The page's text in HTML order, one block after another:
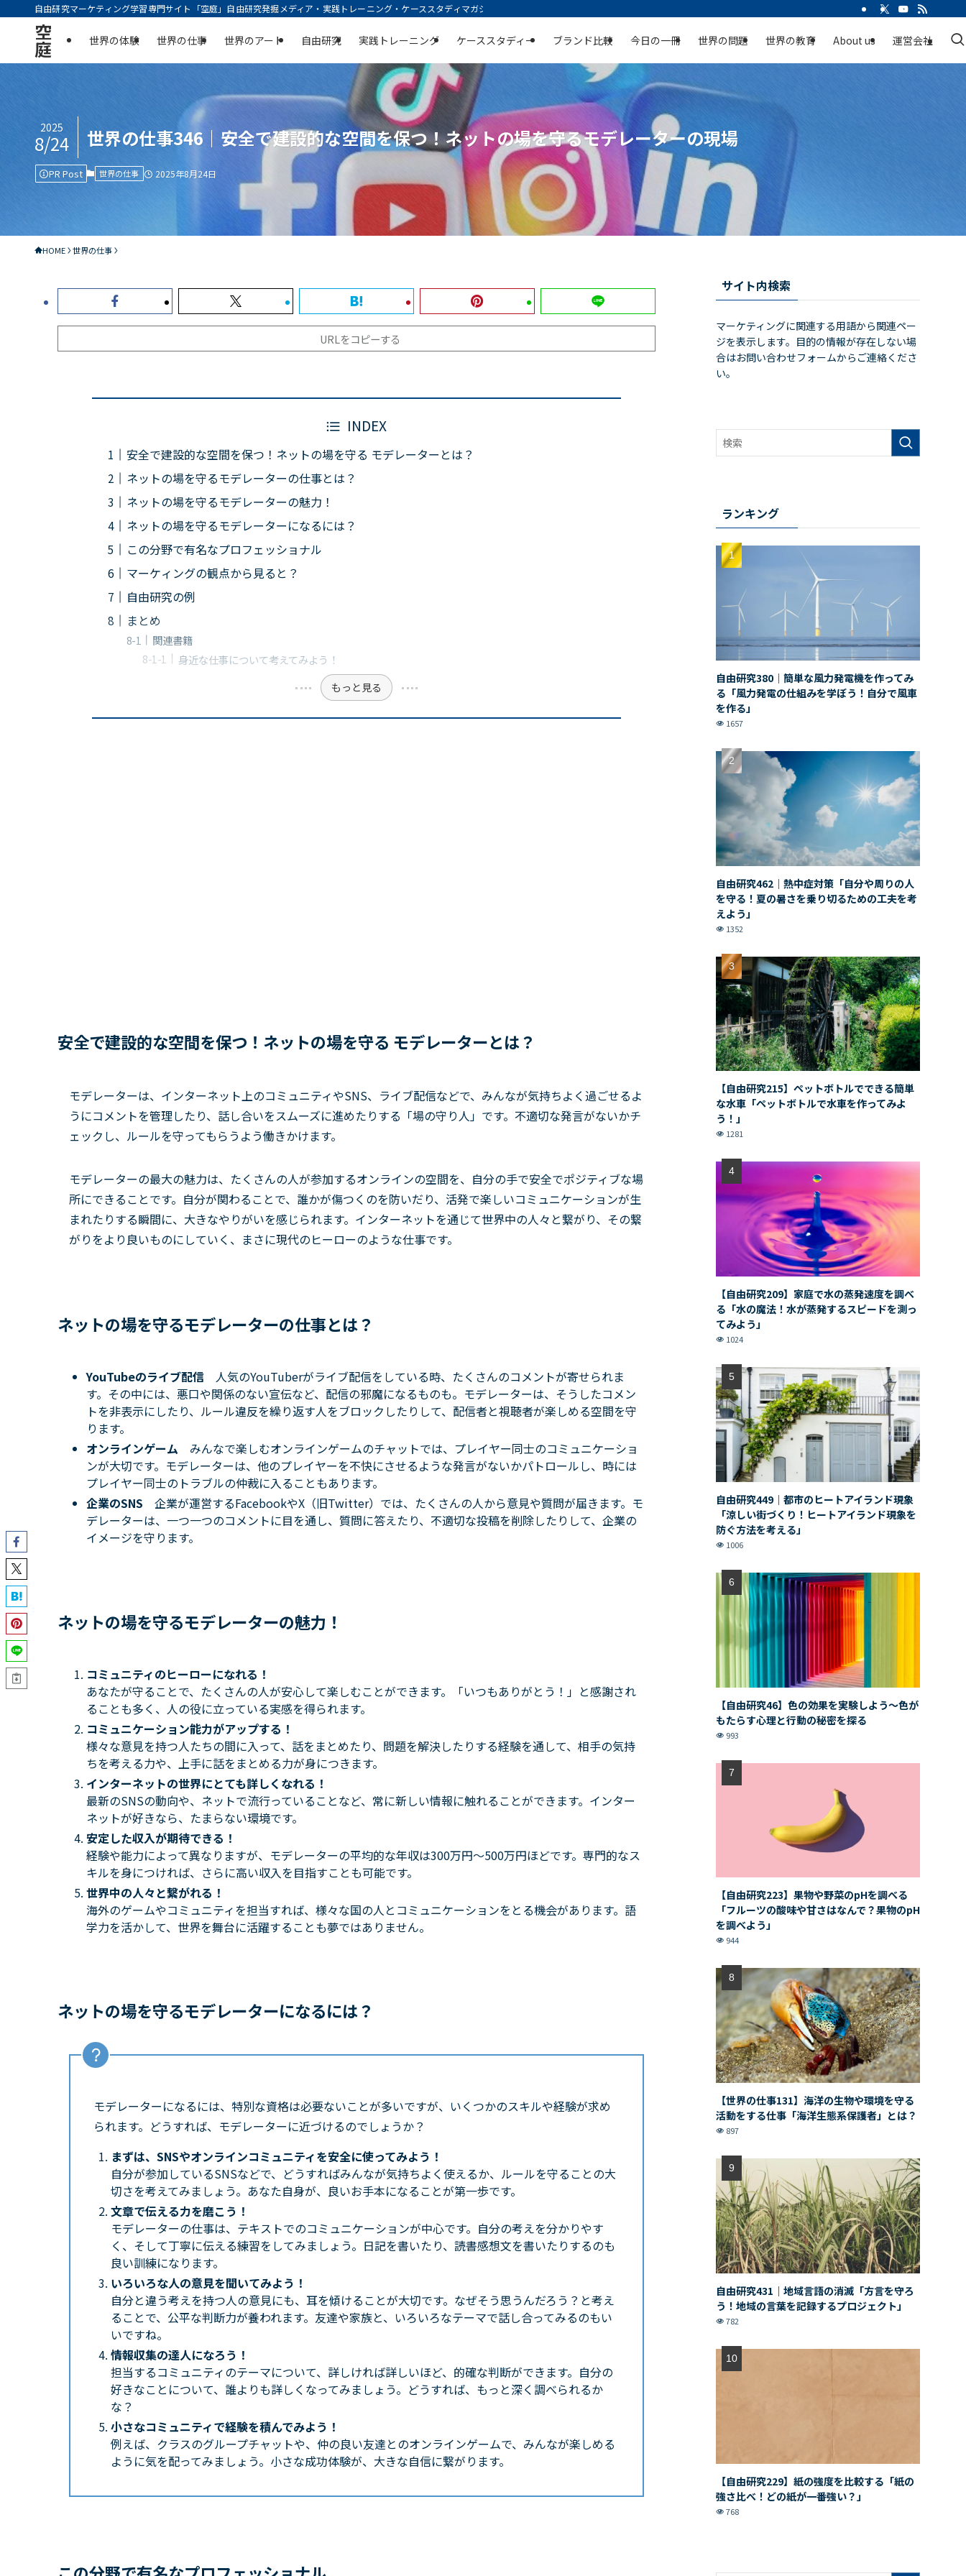
自由研究マーケティング学習専門サイト「空庭」自由研究発掘メディア・実践トレーニング・ケーススタディマガジン | 空庭
空
庭 世界の体験 世界の仕事 世界のアート 自由研究 実践トレーニング ケーススタディー ブランド比較 今日の一冊 世界の問題 世界の教育 About us 運営会社
世界の仕事346｜安全で建設的な空間を保つ！ネットの場を守るモデレーターの現場
2025
8/24
PR Post 世界の仕事 2025年8月24日
HOME 世界の仕事
URLをコピーする
INDEX
安全で建設的な空間を保つ！ネットの場を守る モデレーターとは？
ネットの場を守るモデレーターの仕事とは？
ネットの場を守るモデレーターの魅力！
ネットの場を守るモデレーターになるには？
この分野で有名なプロフェッショナル
マーケィングの観点から見ると？
自由研究の例
まとめ
関連書籍
身近な仕事について考えてみよう！
もっと見る
安全で建設的な空間を保つ！ネットの場を守る モデレーターとは？
モデレーターは、インターネット上のコミュニティやSNS、ライブ配信などで、みんなが気持ちよく過ごせるよ
うにコメントを管理したり、話し合いをスムーズに進めたりする「場の守り人」です。不適切な発言がないかチ
ェックし、ルールを守ってもらうよう働きかけます。
モデレーターの最大の魅力は、たくさんの人が参加するオンラインの空間を、自分の手で安全でポジティブな場
所にできることです。自分が関わることで、誰かが傷つくのを防いだり、活発で楽しいコミュニケーションが生
まれたりする瞬間に、大きなやりがいを感じられます。インターネットを通じて世界中の人々と繋がり、その繋
がりをより良いものにしていく、まさに現代のヒーローのような仕事です。
ネットの場を守るモデレーターの仕事とは？
YouTubeのライブ配信 人気のYouTuberがライブ配信をしている時、たくさんのコメントが寄せられま
す。その中には、悪口や関係のない宣伝など、配信の邪魔になるものも。モデレーターは、そうしたコメン
トを非表示にしたり、ルール違反を繰り返す人をブロックしたりして、配信者と視聴者が楽しめる空間を守
ります。
オンラインゲーム みんなで楽しむオンラインゲームのチャットでは、プレイヤー同士のコミュニケーショ
ンが大切です。モデレーターは、他のプレイヤーを不快にさせるような発言がないかパトロールし、時には
プレイヤー同士のトラブルの仲裁に入ることもあります。
企業のSNS 企業が運営するFacebookやX（旧Twitter）では、たくさんの人から意見や質問が届きます。モ
デレーターは、一つ一つのコメントに目を通し、質問に答えたり、不適切な投稿を削除したりして、企業の
イメージを守ります。
ネットの場を守るモデレーターの魅力！
コミュニティのヒーローになれる！
あなたが守ることで、たくさんの人が安心して楽しむことができます。「いつもありがとう！」と感謝され
ることも多く、人の役に立っている実感を得られます。
コミュニケーション能力がアップする！
様々な意見を持つ人たちの間に入って、話をまとめたり、問題を解決したりする経験を通して、相手の気持
ちを考える力や、上手に話をまとめる力が身につきます。
インターネットの世界にとても詳しくなれる！
最新のSNSの動向や、ネットで流行っていることなど、常に新しい情報に触れることができます。インター
ネットが好きなら、たまらない環境です。
安定した収入が期待できる！
経験や能力によって異なりますが、モデレーターの平均的な年収は300万円〜500万円ほどです。専門的なス
キルを身につければ、さらに高い収入を目指すことも可能です。
世界中の人々と繋がれる！
海外のゲームやコミュニティを担当すれば、様々な国の人とコミュニケーションをとる機会があります。語
学力を活かして、世界を舞台に活躍することも夢ではありません。
ネットの場を守るモデレーターになるには？
モデレーターになるには、特別な資格は必要ないことが多いですが、いくつかのスキルや経験が求め
られます。どうすれば、モデレーターに近づけるのでしょうか？
まずは、SNSやオンラインコミュニティを安全に使ってみよう！
自分が参加しているSNSなどで、どうすればみんなが気持ちよく使えるか、ルールを守ることの大
切さを考えてみましょう。あなた自身が、良いお手本になることが第一歩です。
文章で伝える力を磨こう！
モデレーターの仕事は、テキストでのコミュニケーションが中心です。自分の考えを分かりやす
く、そして丁寧に伝える練習をしてみましょう。日記を書いたり、読書感想文を書いたりするのも
良い訓練になります。
いろいろな人の意見を聞いてみよう！
自分と違う考えを持つ人の意見にも、耳を傾けることが大切です。なぜそう思うんだろう？と考え
ることで、公平な判断力が養われます。友達や家族と、いろいろなテーマで話し合ってみるのもい
いですね。
情報収集の達人になろう！
担当するコミュニティのテーマについて、詳しければ詳しいほど、的確な判断ができます。自分の
好きなことについて、誰よりも詳しくなってみましょう。どうすれば、もっと深く調べられるか
な？
小さなコミュニティで経験を積んでみよう！
例えば、クラスのグループチャットや、仲の良い友達とのオンラインゲームで、みんなが楽しめる
ように気を配ってみましょう。小さな成功体験が、大きな自信に繋がります。
サイト内検索
マーケティングに関連する用語から関連ペー
ジを表示します。目的の情報が存在しない場
合はお問い合わせフォームからご連絡くださ
い。
ランキング
自由研究380｜簡単な風力発電機を作ってみ
る「風力発電の仕組みを学ぼう！自分で風車
を作る」
1657
自由研究462｜熱中症対策「自分や周りの人
を守る！夏の暑さを乗り切るための工夫を考
えよう」
1352
【自由研究215】ペットボトルでできる簡単
な水車「ペットボトルで水車を作ってみよ
う！」
1281
【自由研究209】家庭で水の蒸発速度を調べ
る「水の魔法！水が蒸発するスピードを測っ
てみよう」
1024
自由研究449｜都市のヒートアイランド現象
「涼しい街づくり！ヒートアイランド現象を
防ぐ方法を考える」
1006
【自由研究46】色の効果を実験しよう〜色が
もたらす心理と行動の秘密を探る
993
【自由研究223】果物や野菜のpHを調べる
「フルーツの酸味や甘さはなんで？果物のpH
を調べよう」
944
【世界の仕事131】海洋の生物や環境を守る
活動をする仕事「海洋生態系保護者」とは？
897
自由研究431｜地域言語の消滅「方言を守ろ
う！地域の言葉を記録するプロジェクト」
782
【自由研究229】紙の強度を比較する「紙の
強さ比べ！どの紙が一番強い？」
768